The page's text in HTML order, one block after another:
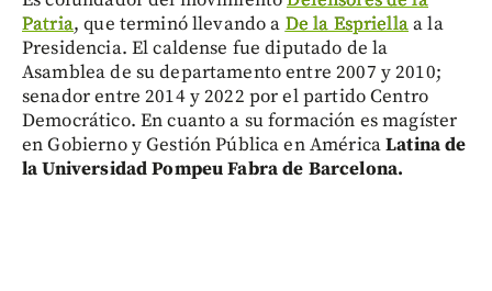
Patria, que terminó llevando aDe la Espriellaa la
Presidencia. El caldense fue diputado de la
Asamblea de su departamento entre 2007 y 2010;
senador entre 2014 y 2022 por el partido Centro
Democrático. En cuanto a su formación es magíster
en Gobierno y Gestión Pública en AméricaLatina de
la Universidad Pompeu Fabra de Barcelona.